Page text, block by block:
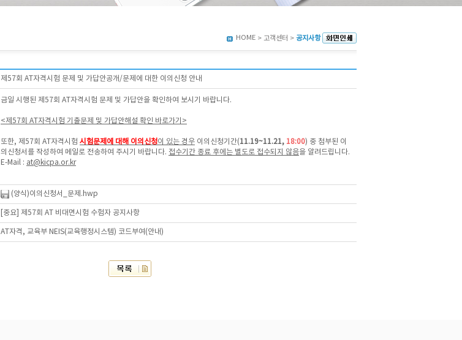
HOME > 고객센터 > 공지사항
제57회 AT자격시험 문제 및 가답안공개/문제에 대한 이의신청 안내
금일 시행된 제57회 AT자격시험 문제 및 가답안을 확인하여 보시기 바랍니다.
<제57회 AT자격시험 기출문제 및 가답안해설 확인 바로가기>
또한, 제57회 AT자격시험 시험문제에 대해 이의신청이 있는 경우 이의신청기간(11.19~11.21, 18:00) 중 첨부된 이
의신청서를 작성하여 메일로 전송하여 주시기 바랍니다. 접수기간 종료 후에는 별도로 접수되지 않음을 알려드립니다.
E-Mail : at@kicpa.or.kr
(양식)이의신청서_문제.hwp
[중요] 제57회 AT 비대면시험 수험자 공지사항
AT자격, 교육부 NEIS(교육행정시스템) 코드부여(안내)